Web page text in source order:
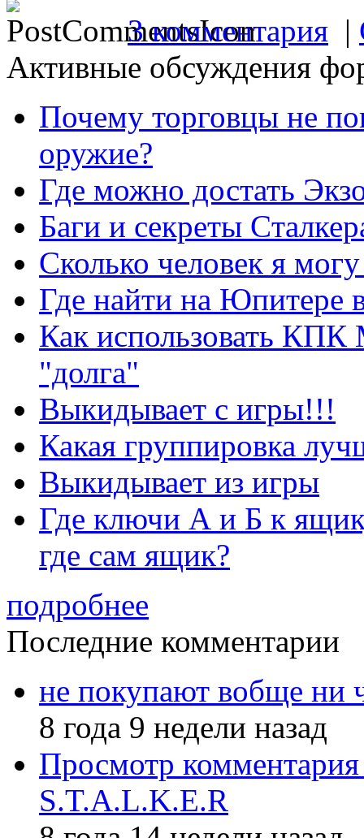
3 комментария |
Активные обсуждения
Почему торговцы не
оружие?
Где можно достать
Баги и секреты
Сколько человек я
Где найти на Юпитере
Как использовать
"долга"
Выкидывает с игры!!!
Какая группировка
Выкидывает из игры
Где ключи А и Б к
где сам ящик?
подробнее
Последние комментарии
не покупают вобще ни
8 года 9 недели назад
Просмотр
S.T.A.L.K.E.R